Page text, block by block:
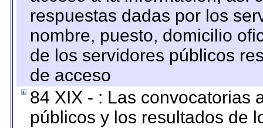
respuestas dadas por los
nombre, puesto, domicilio
de los servidores públicos
de acceso
84 XIX - : Las convocatorias
públicos y los resultados de